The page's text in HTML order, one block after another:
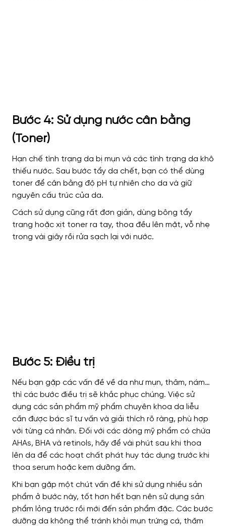
Bước 4: Sử dụng nước cân bằng
(Toner)
Hạn chế tình trạng da bị mụn và các tình trạng da khô
thiếu nước. Sau bước tẩy da chết, bạn có thể dùng
toner để cân bằng độ pH tự nhiên cho da và giữ
nguyên cấu trúc của da.
Cách sử dụng cũng rất đơn giản, dùng bông tẩy
trang hoặc xịt toner ra tay, thoa đều lên mặt, vỗ nhẹ
trong vài giây rồi rửa sạch lại với nước.
Bước 5: Điều trị
Nếu bạn gặp các vấn đề về da như mụn, thâm, nám…
thì các bước điều trị sẽ khắc phục chúng. Việc sử
dụng các sản phẩm mỹ phẩm chuyên khoa da liễu
cần được bác sĩ tư vấn và giải thích rõ ràng, phù hợp
với từng cá nhân. Đối với các dòng mỹ phẩm có chứa
AHAs, BHA và retinols, hãy để vài phút sau khi thoa
lên da để các hoạt chất phát huy tác dụng trước khi
thoa serum hoặc kem dưỡng ẩm.
Khi bạn gặp một chút vấn đề khi sử dụng nhiều sản
phẩm ở bước này, tốt hơn hết bạn nên sử dụng sản
phẩm lỏng trước rồi mới đến sản phẩm đặc. Các bước
dưỡng da không thể tránh khỏi mụn trứng cá, thăm